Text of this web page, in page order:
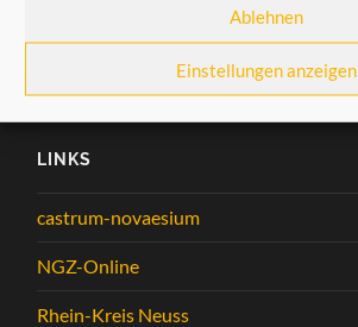
Ablehnen
Einstellungen anzeigen
Kappessonntag-Matinee
LINKS
castrum-novaesium
NGZ-Online
Rhein-Kreis Neuss